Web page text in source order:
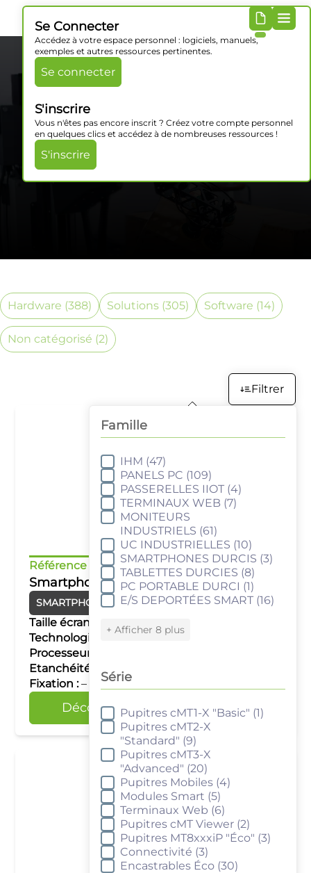
Se Connecter
Accédez à votre espace personnel : logiciels, manuels,
exemples et autres ressources pertinentes.
Se connecter
S'inscrire
Vous n'êtes pas encore inscrit ? Créez votre compte personnel
en quelques clics et accédez à de nombreuses ressources !
S'inscrire
Catégorie Produits
Hardware (388) Solutions (305) Software (14)
Non catégorisé (2)
Filtrer
Famille
Famille
IHM (47)
PANELS PC (109)
PASSERELLES IIOT (4)
TERMINAUX WEB (7)
MONITEURS
INDUSTRIELS (61)
UC INDUSTRIELLES (10)
SMARTPHONES DURCIS (3)
TABLETTES DURCIES (8)
PC PORTABLE DURCI (1)
E/S DEPORTÉES SMART (16)
+ Afficher 8 plus
Série
SériePupitres cMT1-X "Basic" (1)
Pupitres cMT2-X
"Standard" (9)
Pupitres cMT3-X
"Advanced" (20)
Pupitres Mobiles (4)
Modules Smart (5)
Terminaux Web (6)
Pupitres cMT Viewer (2)
Pupitres MT8xxxiP "Éco" (3)
Connectivité (3)
Encastrables Éco (30)
Référence : KSRA050M
Smartphone durci 5.0" Android 11
SMARTPHONES DURCIS Android
Taille écran :
Technologie tactile :Capacitif multipoints
Processeur :
Etanchéité :
IP65
Fixation :–
Découvrir Comparer